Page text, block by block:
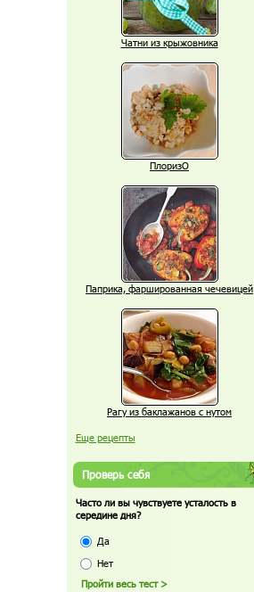
Чатни из крыжовника
ПлоризО
Паприка, фаршированная чечевицей
Рагу из баклажанов с нутом
Еще рецепты
Проверь себя
Часто ли вы чувствуете усталость в
середине дня?
Да
Нет